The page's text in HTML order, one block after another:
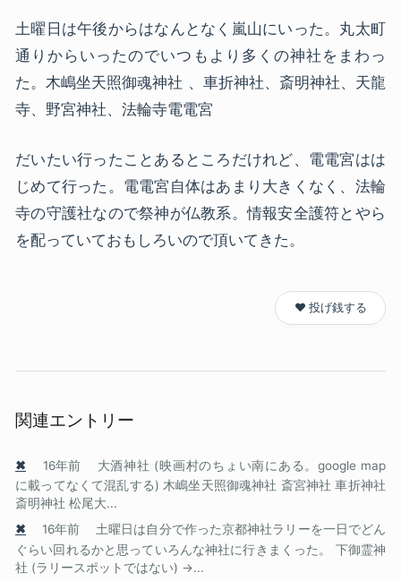
土曜日は午後からはなんとなく嵐山にいった。丸太町
通りからいったのでいつもより多くの神社をまわっ
た。木嶋坐天照御魂神社 、車折神社、斎明神社、天龍
寺、野宮神社、法輪寺電電宮
だいたい行ったことあるところだけれど、電電宮はは
じめて行った。電電宮自体はあまり大きくなく、法輪
寺の守護社なので祭神が仏教系。情報安全護符とやら
を配っていておもしろいので頂いてきた。
❤️ 投げ銭する
関連エントリー
✖ 16年前
大酒神社 (映画村のちょい南にある。google map
に載ってなくて混乱する) 木嶋坐天照御魂神社 斎宮神社 車折神社
斎明神社 松尾大...
✖
16年前
土曜日は自分で作った京都神社ラリーを一日でどん
ぐらい回れるかと思っていろんな神社に行きまくった。 下御霊神
社 (ラリースポットではない) →...